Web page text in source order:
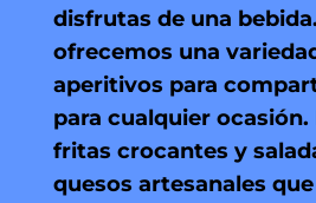
disfrutas de una
ofrecemos una
aperitivos para
para cualquier
fritas crocantes y
quesos artesanales